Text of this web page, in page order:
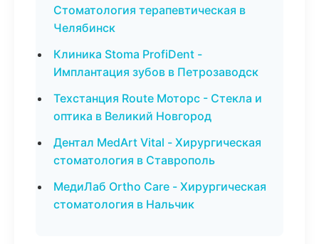
Стоматология терапевтическая в
Челябинск
Клиника Stoma ProfiDent -
Имплантация зубов в Петрозаводск
Техстанция Route Моторс - Стекла и
оптика в Великий Новгород
Дентал MedArt Vital - Хирургическая
стоматология в Ставрополь
МедиЛаб Ortho Care - Хирургическая
стоматология в Нальчик